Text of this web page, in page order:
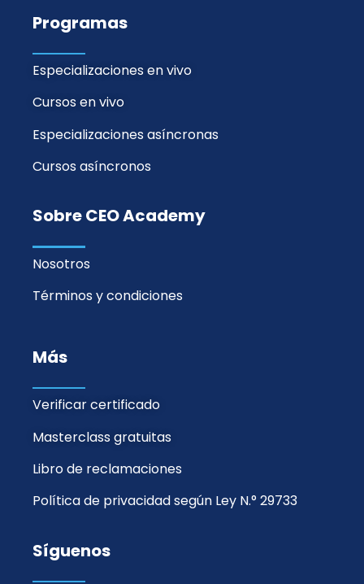
Programas
Especializaciones en vivo
Cursos en vivo
Especializaciones asíncronas
Cursos asíncronos
Sobre CEO Academy
Nosotros
Términos y condiciones
Más
Verificar certificado
Masterclass gratuitas
Libro de reclamaciones
Política de privacidad según Ley N.° 29733
Síguenos